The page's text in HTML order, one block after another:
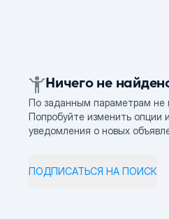
Ничего не
По заданным параметрам не
Попробуйте изменить опции
уведомления о новых
ПОДПИСАТЬСЯ НА ПОИСК